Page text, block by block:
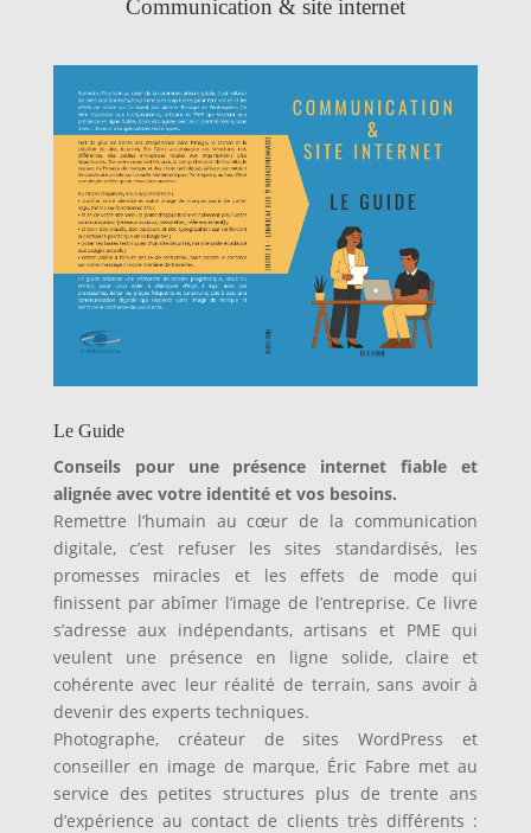
Communication & site internet
Le Guide
Conseils pour une présence internet fiable et
alignée avec votre identité et vos besoins.
Remettre l’humain au cœur de la communication
digitale, c’est refuser les sites standardisés, les
promesses miracles et les effets de mode qui
finissent par abîmer l’image de l’entreprise. Ce livre
s’adresse aux indépendants, artisans et PME qui
veulent une présence en ligne solide, claire et
cohérente avec leur réalité de terrain, sans avoir à
devenir des experts techniques.
Photographe, créateur de sites WordPress et
conseiller en image de marque, Éric Fabre met au
service des petites structures plus de trente ans
d’expérience au contact de clients très différents :